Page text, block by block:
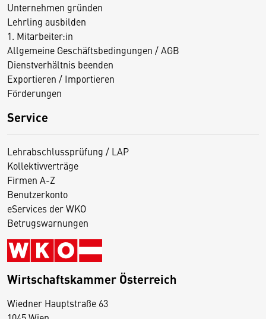
Unternehmen gründen
Lehrling ausbilden
1. Mitarbeiter:in
Allgemeine Geschäftsbedingungen / AGB
Dienstverhältnis beenden
Exportieren / Importieren
Förderungen
Service
Lehrabschlussprüfung / LAP
Kollektivverträge
Firmen A-Z
Benutzerkonto
eServices der WKO
Betrugswarnungen
Wirtschaftskammer Österreich
Wiedner Hauptstraße 63
D